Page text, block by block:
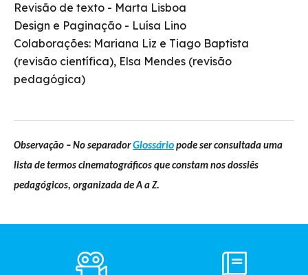
Revisão de texto - Marta Lisboa
Design e Paginação - Luísa Lino
Colaborações: Mariana Liz e Tiago Baptista
(revisão científica), Elsa Mendes (revisão
pedagógica)
Observação – No separadorGlossário pode ser consultada uma
lista de termos cinematográficos que constam nos dossiês
pedagógicos, organizada de A a Z.